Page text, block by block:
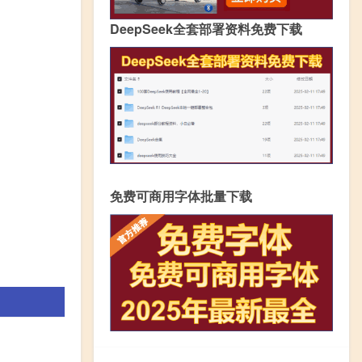
DeepSeek全套部署资料免费下载
免费可商用字体批量下载